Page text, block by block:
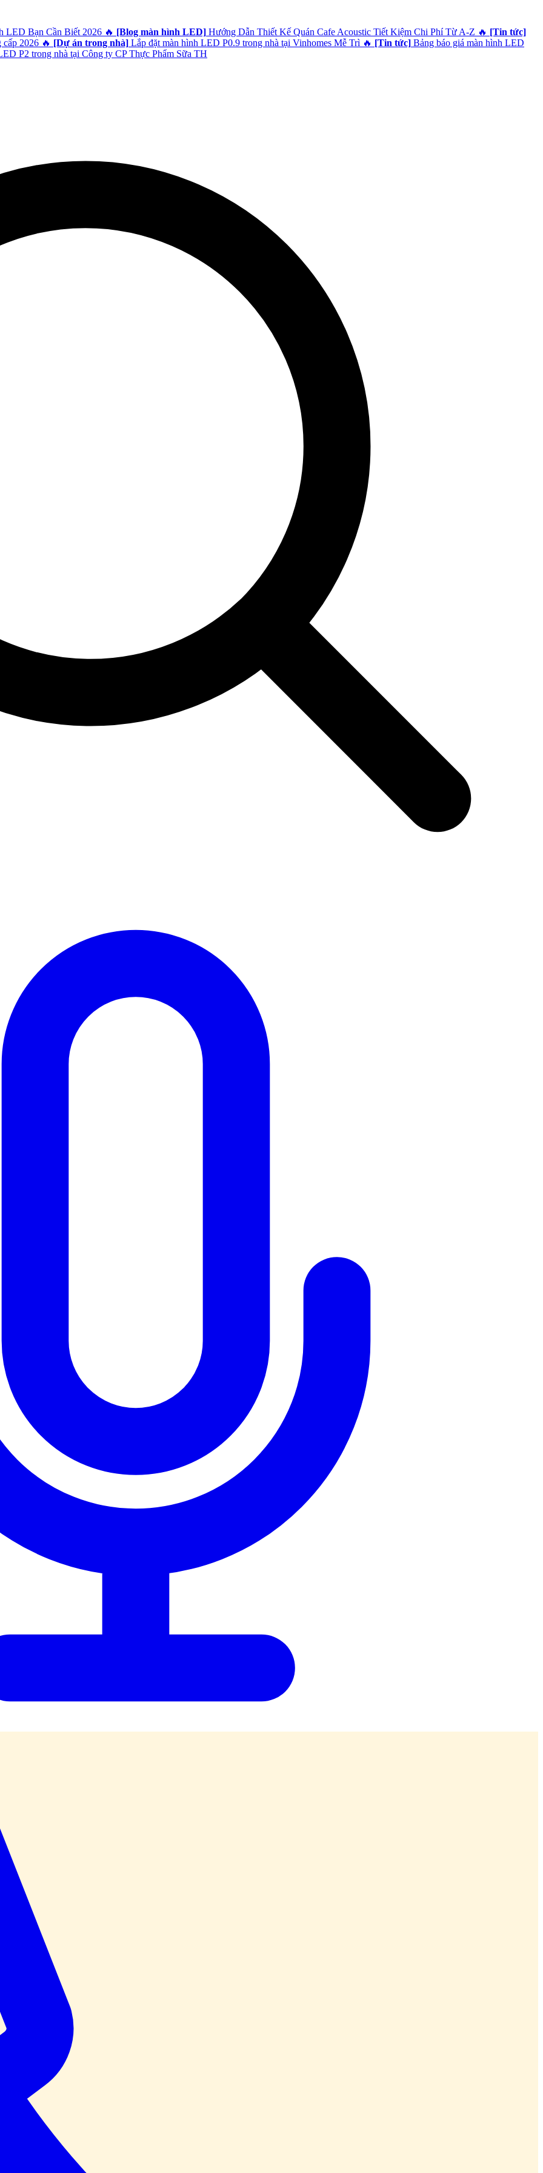
LED Bạn Cần Biết 2026 🔥 [Blog màn hình LED] Hướng Dẫn Thiết Kế Quán Cafe Acoustic Tiết Kiệm Chi Phí Từ A-Z 🔥 [Tin tức]
cấp 2026 🔥 [Dự án trong nhà] Lắp đặt màn hình LED P0.9 trong nhà tại Vinhomes Mễ Trì 🔥 [Tin tức] Bảng báo giá màn hình LED
P2 trong nhà tại Công ty CP Thực Phẩm Sữa TH